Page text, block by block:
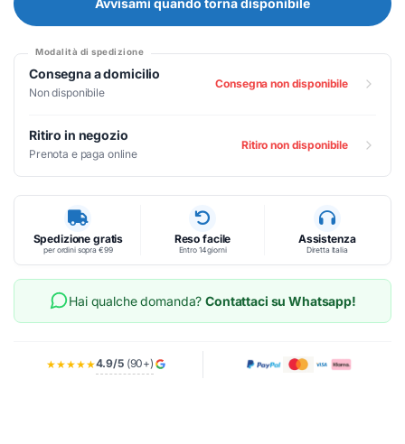
Avvisami quando torna disponibile
Modalità di spedizione
Consegna a domicilio
Non disponibile
Consegna non disponibile
Ritiro in negozio
Prenota e paga online
Ritiro non disponibile
Spedizione gratis
per ordini sopra €99
Reso facile
Entro 14 giorni
Assistenza
Diretta Italia
Hai qualche domanda?Contattaci su Whatsapp!
★★★★★4.9/5(90+)